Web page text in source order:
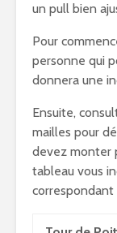
un pull bien
Pour
personne qui
donnera une
Ensuite,
mailles pour
devez monter
tableau vous
correspondant